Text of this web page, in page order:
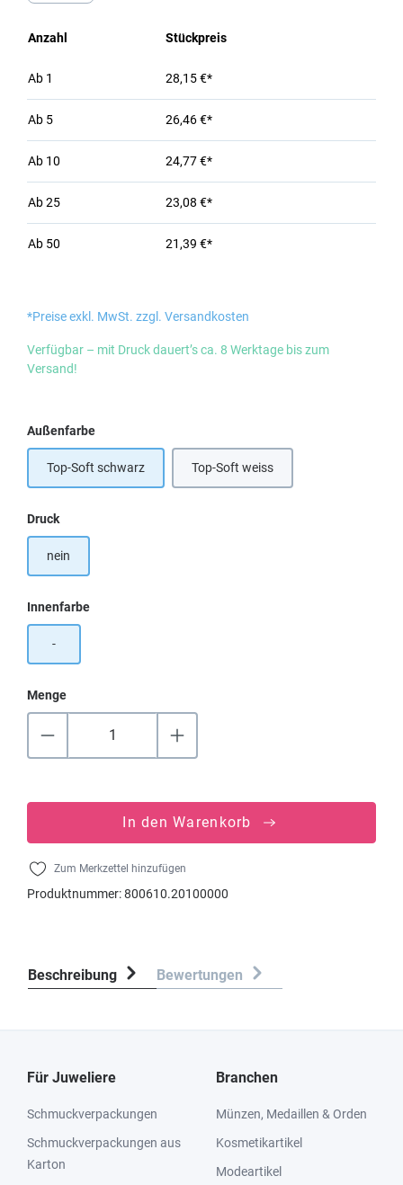
Anzahl Stückpreis
Ab 1 28,15 €*
Ab 5 26,46 €*
Ab 10 24,77 €*
Ab25 23,08 €*
Ab 50 21,39 €*
*Preise exkl. MwSt. zzgl. Versandkosten
Verfügbar – mit Druck dauert’s ca. 8 Werktage bis zum
Versand!
Außenfarbeauswählen
Top-Soft schwarz Top-Soft weiss
Druckauswählen
nein
Innenfarbeauswählen
-
Menge
In den Warenkorb
Zum Merkzettel hinzufügen
Produktnummer:800610.20100000
Beschreibung Bewertungen
Für Juweliere
Schmuckverpackungen
Schmuckverpackungen aus
Karton
Branchen
Münzen, Medaillen & Orden
Kosmetikartikel
Modeartikel